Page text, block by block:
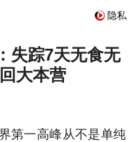
隐私
失踪7天无食无
大本营
第一高峰从不是单纯